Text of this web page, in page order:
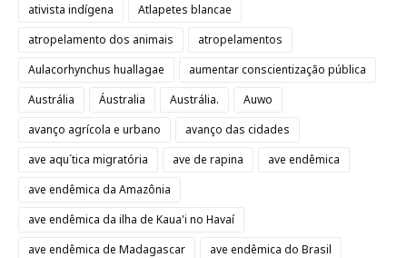
ativista indígena
Atlapetes blancae
atropelamento dos animais
atropelamentos
Aulacorhynchus huallagae
aumentar conscientização pública
Austrália
Áustralia Austrália.
Auwo
avanço agrícola e urbano
avanço das cidades
ave aqu´tica migratória
ave de rapina
ave endêmica
ave endêmica da Amazônia
ave endêmica da ilha de Kaua'i no Havaí
ave endêmica de Madagascar
ave endêmica do Brasil